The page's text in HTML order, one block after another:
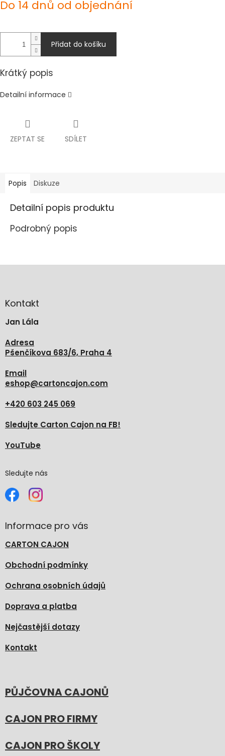
cena:
Do 14 dnů od objednání
Přidat do košíku
Krátký popis
Detailní informace
ZEPTAT SE SDÍLET
Popis Diskuze
Detailní popis produktu
Podrobný popis
aKontakt
Jan Lála
Adresa
Pšenčíkova 683/6, Praha 4
Email
eshop@cartoncajon.com
+420 603 245 069
Sledujte Carton Cajon na FB!
YouTube
Sledujte nás
Informace pro vás
CARTON CAJON
Obchodní podmínky
Ochrana osobních údajů
Doprava a platba
Nejčastější dotazy
Kontakt
PŮJČOVNA CAJONŮ
CAJON PRO FIRMY
CAJON PRO ŠKOLY